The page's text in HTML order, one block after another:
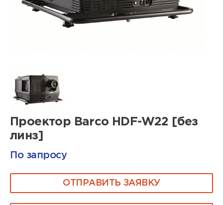
Проектор Barco HDF-W22 [без
линз]
По запросу
ОТПРАВИТЬ ЗАЯВКУ